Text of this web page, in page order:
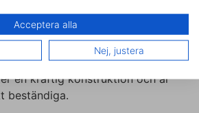
tekniken för direkttryck och
direkttryckta på högkvalitativ
en kraftig konstruktion och är
beständiga.
Acceptera alla
Nej, justera